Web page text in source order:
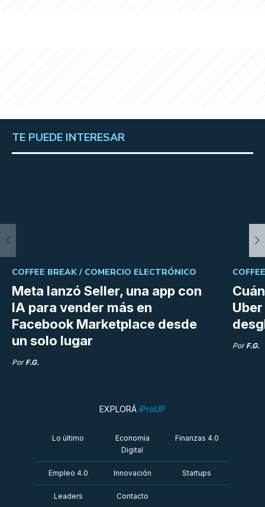
TE PUEDE INTERESAR
Meta lanzó Seller, una app con
IA para vender más en
Facebook Marketplace desde
un solo lugar
COFFEE BREAK / COMERCIO ELECTRÓNICO
Por F.G.
Por F.G.
EXPLORÁ iProUP
Lo último
Economía
Digital
Finanzas 4.0
Empleo 4.0 Innovación Startups
Leaders Contacto